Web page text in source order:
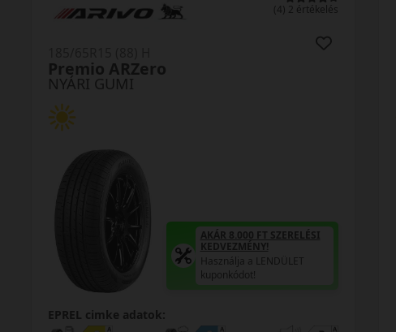
0 értékelés
NYÁRI GUMI
OK61
AKÁR 8.000 FT SZERELÉSI
KEDVEZMÉNY!
Használja a LENDÜLET
kuponkódot!
EPREL cimke adatok: